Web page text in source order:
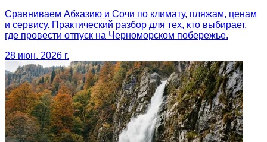
Сравниваем Абхазию и Сочи по климату, пляжам, ценам
и сервису. Практический разбор для тех, кто выбирает,
где провести отпуск на Черноморском побережье.
28 июн. 2026 г.